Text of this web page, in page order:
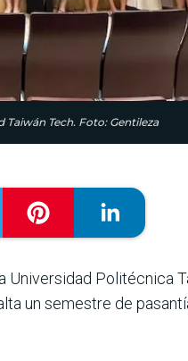
Tech. Foto: Gentileza
Universidad Politécnica
un semestre de